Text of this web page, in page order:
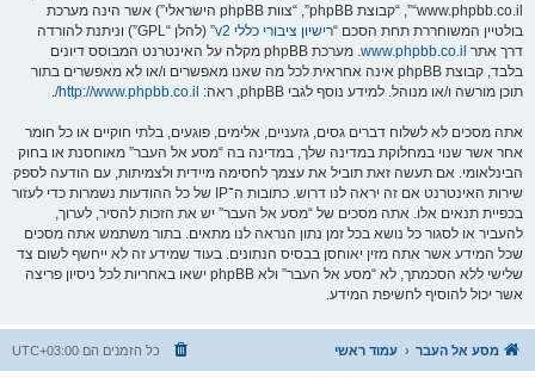
“www.phpbb.co.il”, “קבוצת phpBB”, “צוות phpBB הישראלי”) אשר הינה מערכת
בולטיין המשוחררת תחת הסכם “רישיון ציבורי כללי v2
” (להלן “GPL”) וניתנת להורדה
דרך אתר www.phpbb.co.il
. מערכת phpBB מקלה על האינטרנט המבוסס דיונים
בלבד, קבוצת phpBB אינה אחראית לכל מה שאנו מאפשרים ו/או לא מאפשרים בתור
תוכן מורשה ו/או מנוהל. למידע נוסף לגבי phpBB, ראה:
http://www.phpbb.co.il/
.
אתה מסכים לא לשלוח דברים גסים, גזעניים, אלימים, פוגעים, בלתי חוקיים או כל חומר
אחר אשר שנוי במחלוקת במדינה שלך, במדינה בה “מסע אל העבר” מאוחסנת או בחוק
הבינלאומי. אם תעשה זאת תוביל את עצמך לחסימה מיידית ולצמיתות, עם הודעה לספק
שירות האינטרנט אם זה יראה לנו דרוש. כתובות ה־IP של כל ההודעות נשמרות כדי לעזור
בכפיית תנאים אלו. אתה מסכים של “מסע אל העבר” יש את הזכות להסיר, לערוך,
להעביר או לסגור כל נושא בכל זמן נתון הנראה לנו מתאים. בתור משתמש אתה מסכים
שכל המידע אשר אתה מזין יאוחסן בבסיס הנתונים. בעוד שמידע זה לא ייחשף לשום צד
שלישי ללא הסכמתך, לא “מסע אל העבר” ולא phpBB ישאו באחריות לכל ניסיון פריצה
אשר יכול להוסיף לחשיפת המידע.
מסע אל העבר עמוד ראשי כל הזמנים הם UTC+03:00